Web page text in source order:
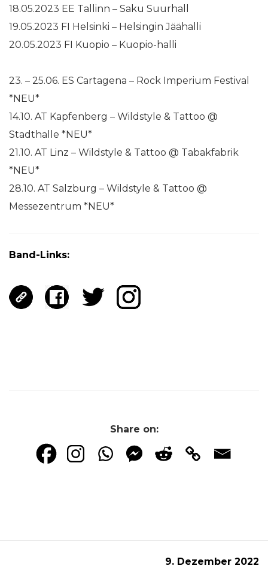
18.05.2023 EE Tallinn – Saku Suurhall
19.05.2023 FI Helsinki – Helsingin Jäähalli
20.05.2023 FI Kuopio – Kuopio-halli
23. – 25.06. ES Cartagena – Rock Imperium Festival
*NEU*
14.10. AT Kapfenberg – Wildstyle & Tattoo @
Stadthalle *NEU*
21.10. AT Linz – Wildstyle & Tattoo @ Tabakfabrik
*NEU*
28.10. AT Salzburg – Wildstyle & Tattoo @
Messezentrum *NEU*
Band-Links:
Share on:
9. Dezember 2022